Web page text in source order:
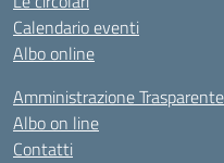
Calendario eventi
Albo online
Amministrazione Trasparente
Albo on line
Contatti